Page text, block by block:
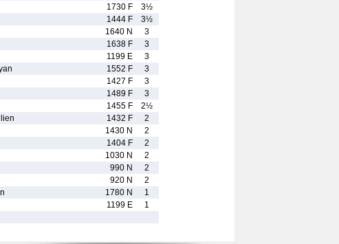
1730 F
3½
1444 F
3½
1640 N
3
1638 F
3
1199 E
3
1552 F
3
1427 F
3
1489 F
3
1455 F
2½
1432 F
2
1430 N
2
1404 F
2
1030 N
2
990 N
2
920 N
2
1780 N
1
1199 E
1